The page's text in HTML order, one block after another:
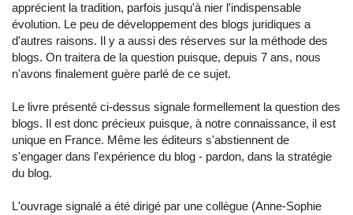
apprécient la tradition, parfois jusqu'à nier l'indispensable
évolution. Le peu de développement des blogs juridiques a
d'autres raisons. Il y a aussi des réserves sur la méthode des
blogs. On traitera de la question puisque, depuis 7 ans, nous
n'avons finalement guère parlé de ce sujet.
Le livre présenté ci-dessus signale formellement la question des
blogs. Il est donc précieux puisque, à notre connaissance, il est
unique en France. Même les éditeurs s'abstiennent de
s'engager dans l'expérience du blog - pardon, dans la stratégie
du blog.
L'ouvrage signalé a été dirigé par une collègue (Anne-Sophie